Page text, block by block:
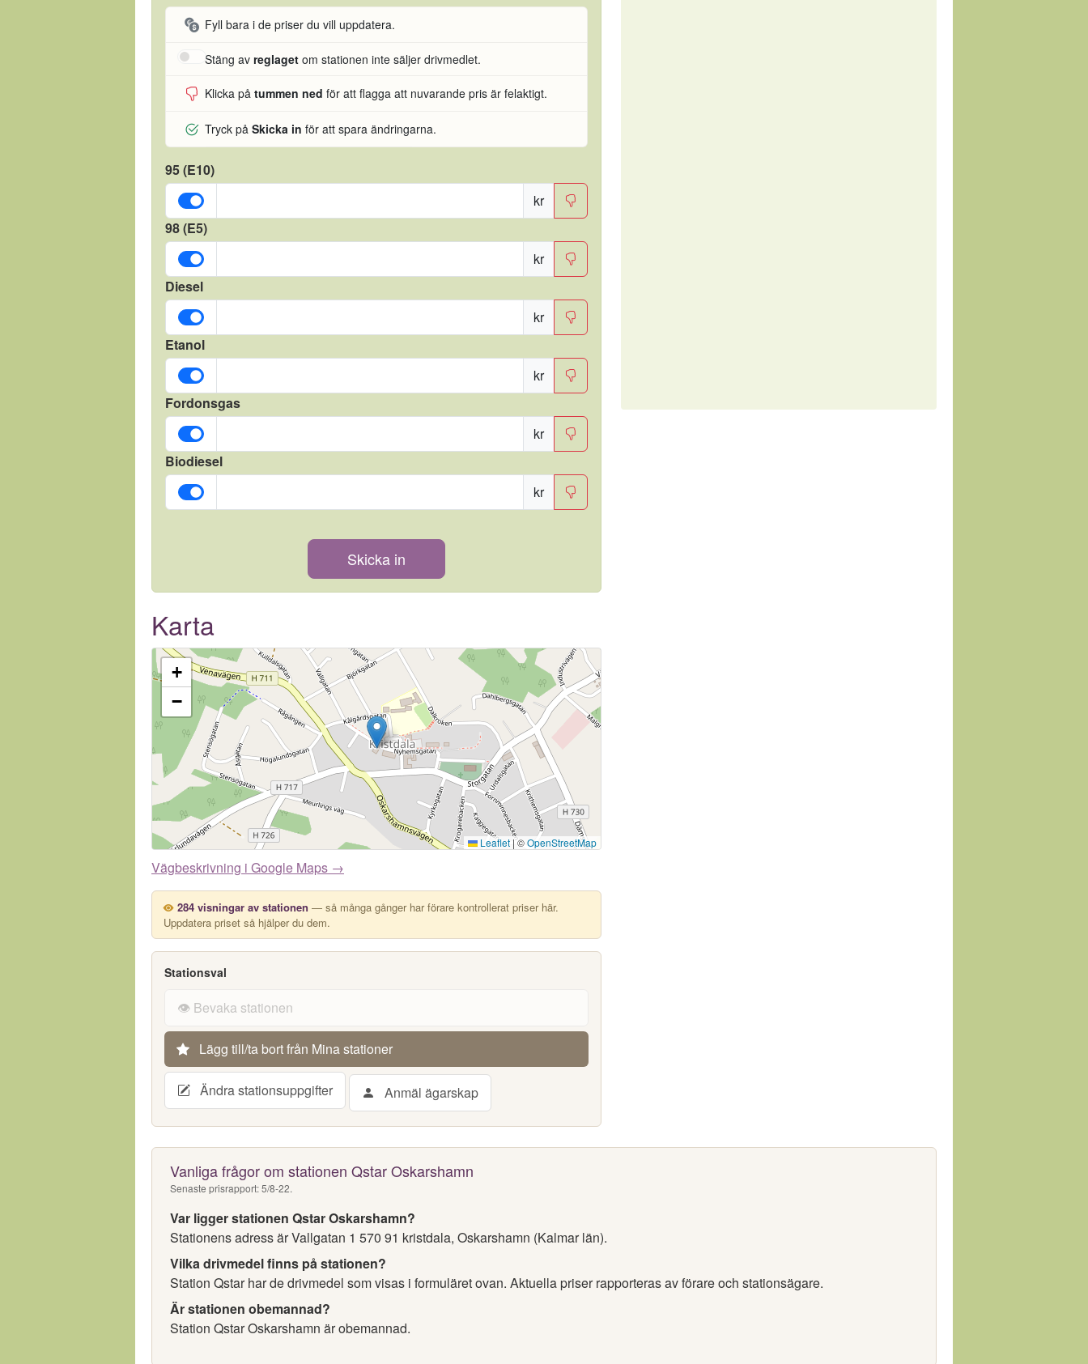
Fyll bara i de priser du vill uppdatera.
Stäng av reglaget om stationen inte säljer drivmedlet.
Klicka på tummen ned för att flagga att nuvarande pris är felaktigt.
Tryck på Skicka in för att spara ändringarna.
95 (E10)
kr
98 (E5)
kr
Diesel
kr
Etanol
kr
Fordonsgas
kr
Biodiesel
kr
Skicka in
Karta
+
−
Leaflet |©OpenStreetMap
Vägbeskrivning i Google Maps →
284 visningar av stationen — så många gånger har förare kontrollerat priser här.
Uppdatera priset så hjälper du dem.
Stationsval
👁️ Bevaka stationen
Lägg till/ta bort från Mina stationer
Ändra stationsuppgifter Anmäl ägarskap
Vanliga frågor om stationen Qstar Oskarshamn
Senaste prisrapport: 5/8-22.
Var ligger stationen Qstar Oskarshamn?
Stationens adress är Vallgatan 1 570 91 kristdala, Oskarshamn (Kalmar län).
Vilka drivmedel finns på stationen?
Station Qstar har de drivmedel som visas i formuläret ovan. Aktuella priser rapporteras av förare och stationsägare.
Är stationen obemannad?
Station Qstar Oskarshamn är obemannad.